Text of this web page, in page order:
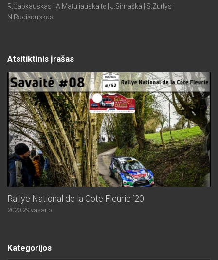
R.Čapkauskas | A.Matuliauskaitė | J.Simaška | S.Zurlys |
N.Radišauskas
Atsitiktinis įrašas
Rallye National de la Cote Fleurie ’20
2020 29 vasario
Kategorijos